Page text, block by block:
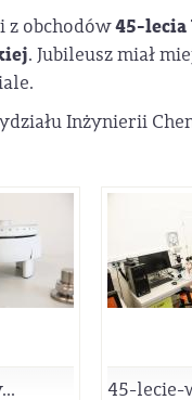
z obchodów45-lecia
. Jubileusz miał
Inżynierii
45-lecie-